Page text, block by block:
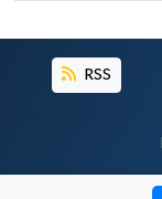
RSS